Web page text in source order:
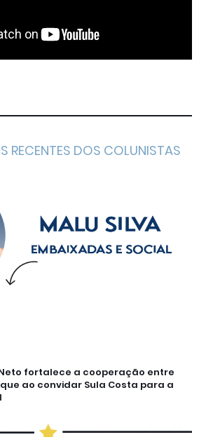
RECENTES DOS COLUNISTAS
fortalece a cooperação entre
ao convidar Sula Costa para a